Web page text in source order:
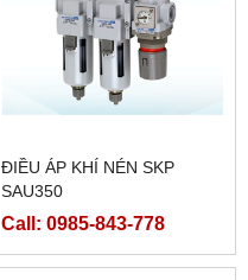
ĐIỀU ÁP KHÍ NÉN SKP
SAU350
Call: 0985-843-778